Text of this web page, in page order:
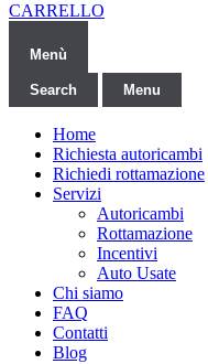
CARRELLO
Menù
Search Menu
Home
Richiesta autoricambi
Richiedi rottamazione
Servizi
Autoricambi
Rottamazione
Incentivi
Auto Usate
Chi siamo
FAQ
Contatti
Blog